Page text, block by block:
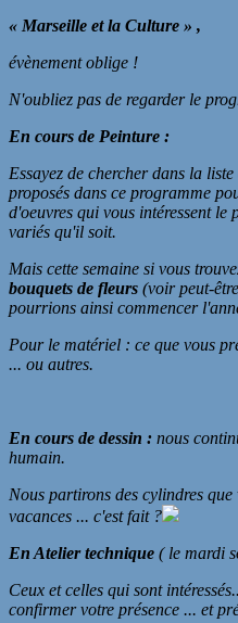
« Marseille et la Culture » ,
évènement oblige !
N'oubliez pas de regarder le
En cours de Peinture :
Essayez de chercher dans la
proposés dans ce programme
d'oeuvres qui vous intéressent le
variés qu'il soit.
Mais cette semaine si vous
bouquets de fleurs (voir peut-
pourrions ainsi commencer
Pour le matériel : ce que vous
... ou autres.
En cours de dessin : nous
humain.
Nous partirons des cylindres
vacances ... c'est fait ?
En Atelier technique ( le mardi
Ceux et celles qui sont
confirmer votre présence ... et